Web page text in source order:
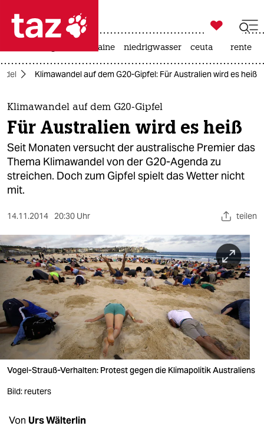
 taz zahl ich
taz zahl ich
themen
politik
öko
gesellschaft
kultur
sport
berlin
nord
wahrheit
verlag
verlag
veranstaltungen

taz zahl ich
krieg in der ukraine niedrigwasser ceuta rente
Klimawandel auf dem G20-Gipfel: Für Australien wird es heiß
Klimawandel auf dem G20-Gipfel
Für Australien wird es heiß
Seit Monaten versucht der australische Premier das
Thema Klimawandel von der G20-Agenda zu
streichen. Doch zum Gipfel spielt das Wetter nicht
mit.
14.11.2014 20:30 Uhr teilen
Vogel-Strauß-Verhalten: Protest gegen die Klimapolitik Australiens
Bild: reuters
Von Urs Wälterlin